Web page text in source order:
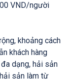
VND/người
khoảng cách
khách hàng
dạng, hải sản
sản làm từ